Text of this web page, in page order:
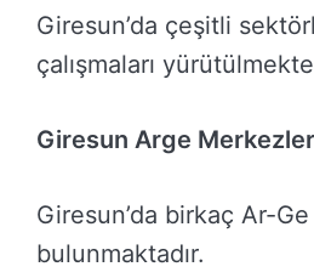
Giresun’da çeşitli
çalışmaları
Giresun Arge
Giresun’da birkaç Ar-
bulunmaktadır.